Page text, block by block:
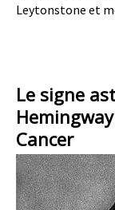
Leytonstone et
Le signe
Cancer